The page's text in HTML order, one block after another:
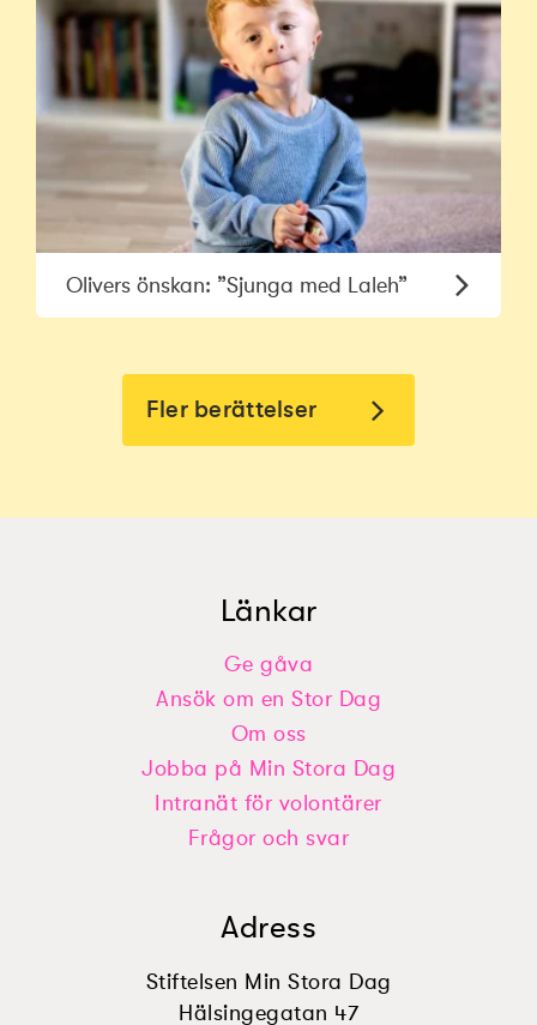
Olivers önskan: ”Sjunga med Laleh”
Nellys önskan: ”Bygga ett jättestort
Ardawans önskan: ”Egen Tv som
Fler berättelser
Länkar
Ge gåva
Ansök om en Stor Dag
Om oss
Jobba på Min Stora Dag
Intranät för volontärer
Frågor och svar
Adress
Stiftelsen Min Stora Dag
Hälsingegatan 47